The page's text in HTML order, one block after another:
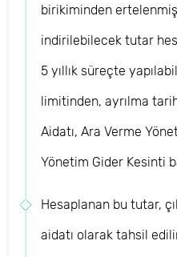
birikiminden
indirilebilecek tutar
5 yıllık süreçte
limitinden, ayrılma
Aidatı, Ara Verme
Yönetim Gider Kesinti
Hesaplanan bu tutar,
aidatı olarak tahsil